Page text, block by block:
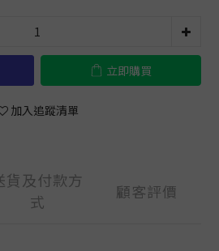
立即購買
加入追蹤清單
貨及付款方
式
顧客評價